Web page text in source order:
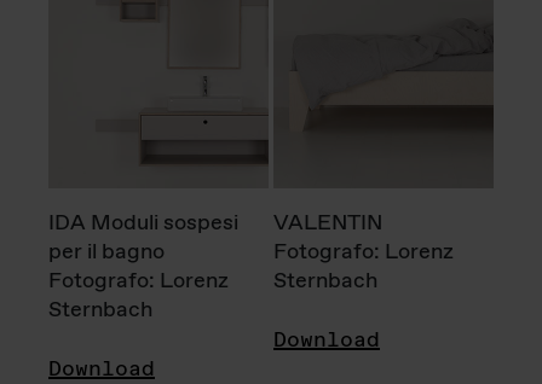
IDA Moduli sospesi
per il bagno
Fotografo: Lorenz
Sternbach
Download
VALENTIN
Fotografo: Lorenz
Sternbach
Download